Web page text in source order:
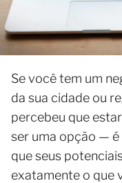
Se você tem um
da sua cidade ou
percebeu que
ser uma opção — é
que seus
exatamente o que